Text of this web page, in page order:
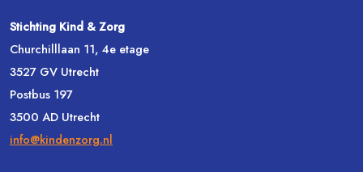
Stichting Kind & Zorg
Churchilllaan 11, 4e etage
3527 GV Utrecht
Postbus 197
3500 AD Utrecht
info@kindenzorg.nl